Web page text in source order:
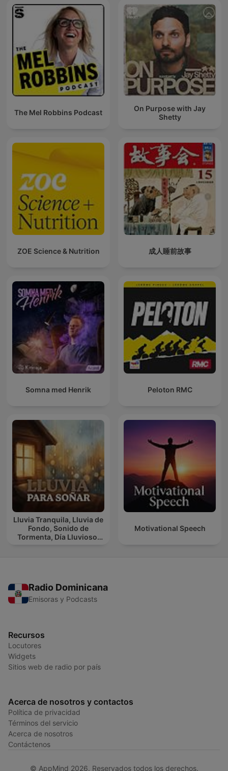
The Mel Robbins Podcast
On Purpose with Jay
Shetty
ZOE Science & Nutrition 成人睡前故事
Somna med Henrik Peloton RMC
Lluvia Tranquila, Lluvia de
Fondo, Sonido de
Tormenta, Día Lluvioso,
Motivational Speech
Radio Dominicana
Emisoras y Podcasts
Recursos
Locutores
Widgets
Sitios web de radio por país
Acerca de nosotros y contactos
Política de privacidad
Términos del servicio
Acerca de nosotros
Contáctenos
© AppMind 2026. Reservados todos los derechos.